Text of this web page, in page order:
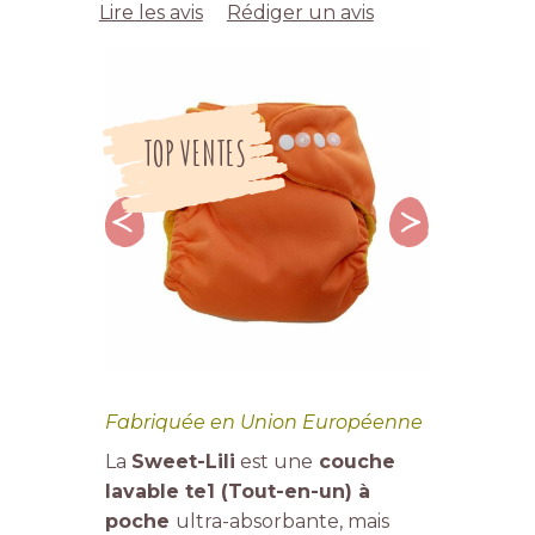
Lire les avis Rédiger un avis
TOP VENTES
Fabriquée en Union Européenne
La Sweet-Lili est une couche
lavable te1 (Tout-en-un) à
poche ultra-absorbante, mais